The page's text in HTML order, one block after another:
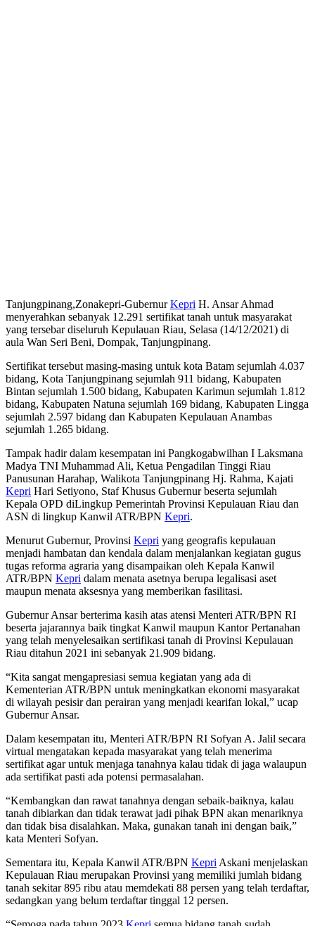
Tanjungpinang,Zonakepri-GubernurKepri H. Ansar Ahmad
menyerahkan sebanyak 12.291 sertifikat tanah untuk masyarakat
yang tersebar diseluruh Kepulauan Riau, Selasa (14/12/2021) di
aula Wan Seri Beni, Dompak, Tanjungpinang.
Sertifikat tersebut masing-masing untuk kota Batam sejumlah 4.037
bidang, Kota Tanjungpinang sejumlah 911 bidang, Kabupaten
Bintan sejumlah 1.500 bidang, Kabupaten Karimun sejumlah 1.812
bidang, Kabupaten Natuna sejumlah 169 bidang, Kabupaten Lingga
sejumlah 2.597 bidang dan Kabupaten Kepulauan Anambas
sejumlah 1.265 bidang.
Tampak hadir dalam kesempatan ini Pangkogabwilhan I Laksmana
Madya TNI Muhammad Ali, Ketua Pengadilan Tinggi Riau
Panusunan Harahap, Walikota Tanjungpinang Hj. Rahma, Kajati
Kepri Hari Setiyono, Staf Khusus Gubernur beserta sejumlah
Kepala OPD diLingkup Pemerintah Provinsi Kepulauan Riau dan
ASN di lingkup Kanwil ATR/BPN Kepri.
Menurut Gubernur, Provinsi Kepri yang geografis kepulauan
menjadi hambatan dan kendala dalam menjalankan kegiatan gugus
tugas reforma agraria yang disampaikan oleh Kepala Kanwil
ATR/BPN Kepri dalam menata asetnya berupa legalisasi aset
maupun menata aksesnya yang memberikan fasilitasi.
Gubernur Ansar berterima kasih atas atensi Menteri ATR/BPN RI
beserta jajarannya baik tingkat Kanwil maupun Kantor Pertanahan
yang telah menyelesaikan sertifikasi tanah di Provinsi Kepulauan
Riau ditahun 2021 ini sebanyak 21.909 bidang.
“Kita sangat mengapresiasi semua kegiatan yang ada di
Kementerian ATR/BPN untuk meningkatkan ekonomi masyarakat
di wilayah pesisir dan perairan yang menjadi kearifan lokal,” ucap
Gubernur Ansar.
Dalam kesempatan itu, Menteri ATR/BPN RI Sofyan A. Jalil secara
virtual mengatakan kepada masyarakat yang telah menerima
sertifikat agar untuk menjaga tanahnya kalau tidak di jaga walaupun
ada sertifikat pasti ada potensi permasalahan.
“Kembangkan dan rawat tanahnya dengan sebaik-baiknya, kalau
tanah dibiarkan dan tidak terawat jadi pihak BPN akan menariknya
dan tidak bisa disalahkan. Maka, gunakan tanah ini dengan baik,”
kata Menteri Sofyan.
Sementara itu, Kepala Kanwil ATR/BPN Kepri Askani menjelaskan
Kepulauan Riau merupakan Provinsi yang memiliki jumlah bidang
tanah sekitar 895 ribu atau memdekati 88 persen yang telah terdaftar,
sedangkan yang belum terdaftar tinggal 12 persen.